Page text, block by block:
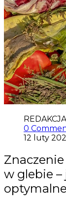
0
12 luty
w glebie